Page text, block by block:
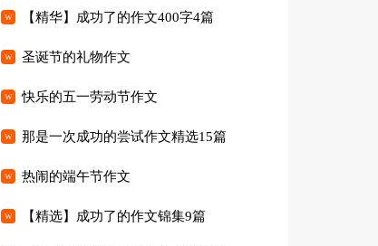
【精华】成功了的作文400字4篇
圣诞节的礼物作文
快乐的五一劳动节作文
那是一次成功的尝试作文精选15篇
热闹的端午节作文
【精选】成功了的作文锦集9篇